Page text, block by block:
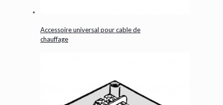
Accessoire universal pour cable de
chauffage